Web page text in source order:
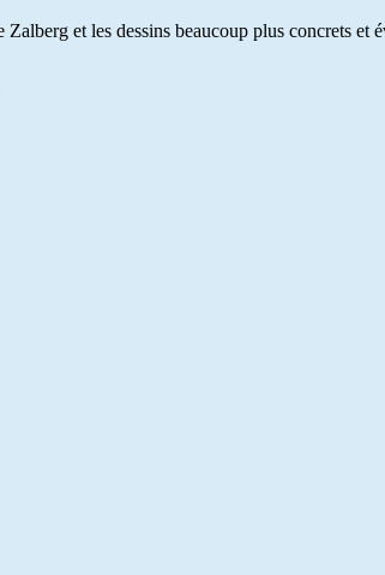
et les dessins beaucoup plus concrets et